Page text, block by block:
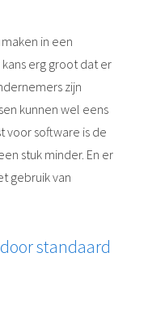
in een
erg groot dat er
zijn
kunnen wel eens
voor software is de
stuk minder. En er
gebruik van
standaard